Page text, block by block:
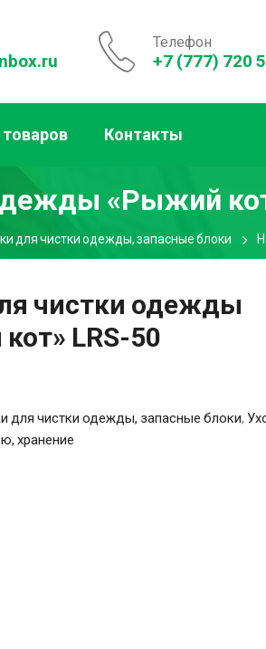
Телефон
+7 (777) 720
товаров Контакты
«Рыжий
для чистки одежды, запасные блоки
чистки одежды
LRS-50
для чистки одежды, запасные блоки,
хранение